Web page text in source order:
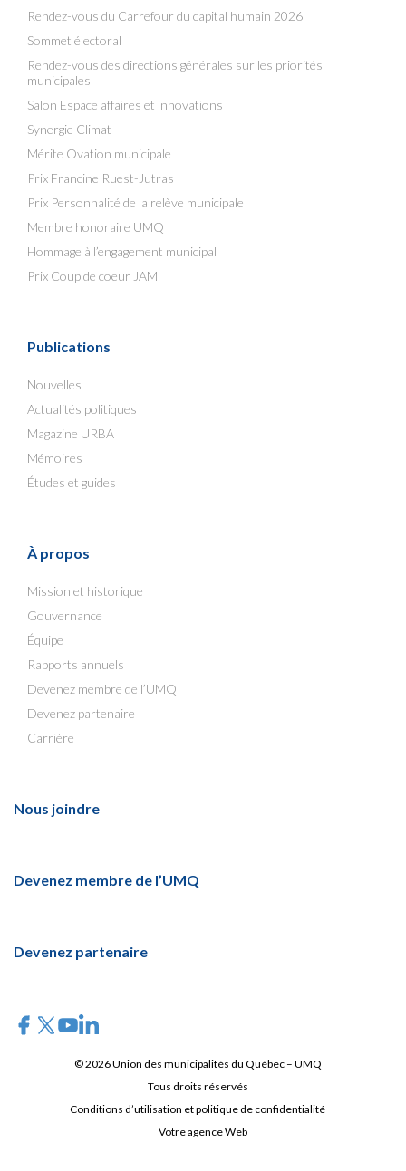
Rendez-vous du Carrefour du capital humain 2026
Sommet électoral
Rendez-vous des directions générales sur les priorités
municipales
Salon Espace affaires et innovations
Synergie Climat
Mérite Ovation municipale
Prix Francine Ruest-Jutras
Prix Personnalité de la relève municipale
Membre honoraire UMQ
Hommage à l’engagement municipal
Prix Coup de coeur JAM
Publications
Nouvelles
Actualités politiques
Magazine URBA
Mémoires
Études et guides
À propos
Mission et historique
Gouvernance
Équipe
Rapports annuels
Devenez membre de l’UMQ
Devenez partenaire
Carrière
Nous joindre
Devenez membre de l’UMQ
Devenez partenaire
© 2026 Union des municipalités du Québec – UMQ
Tous droits réservés
Conditions d’utilisation et politique de confidentialité
Votre agence Web